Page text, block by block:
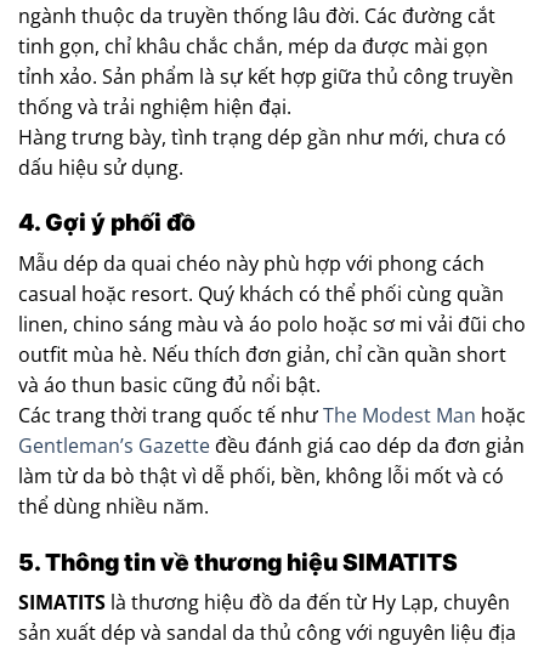
ngành thuộc da truyền thống lâu đời. Các đường cắt
tinh gọn, chỉ khâu chắc chắn, mép da được mài gọn
tỉnh xảo. Sản phẩm là sự kết hợp giữa thủ công truyền
thống và trải nghiệm hiện đại.
Hàng trưng bày, tình trạng dép gần như mới, chưa có
dấu hiệu sử dụng.
4. Gợi ý phối đồ
Mẫu dép da quai chéo này phù hợp với phong cách
casual hoặc resort. Quý khách có thể phối cùng quần
linen, chino sáng màu và áo polo hoặc sơ mi vải đũi cho
outfit mùa hè. Nếu thích đơn giản, chỉ cần quần short
và áo thun basic cũng đủ nổi bật.
Các trang thời trang quốc tế nhưThe Modest Man hoặc
Gentleman’s Gazetteđều đánh giá cao dép da đơn giản
làm từ da bò thật vì dễ phối, bền, không lỗi mốt và có
thể dùng nhiều năm.
5. Thông tin về thương hiệu SIMATITS
SIMATITS là thương hiệu đồ da đến từ Hy Lạp, chuyên
sản xuất dép và sandal da thủ công với nguyên liệu địa